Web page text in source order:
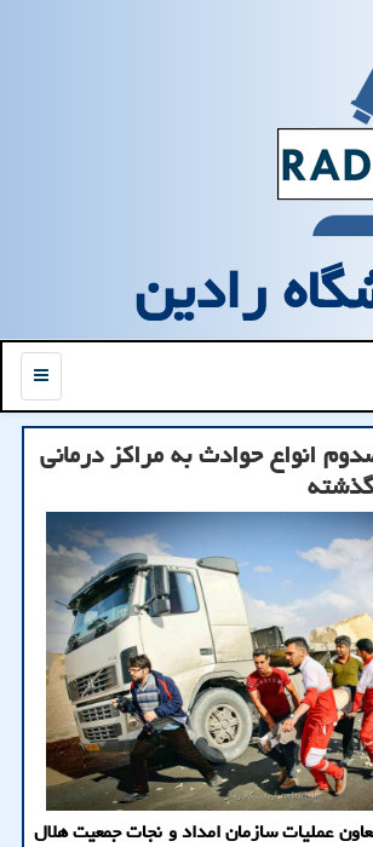
رادین
منو
135 مصدوم انواع حوادث به مراكز درمانی
عملیات سازمان امداد و نجات جمعیت هلال